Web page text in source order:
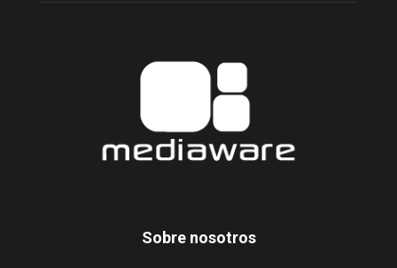
Sobre nosotros